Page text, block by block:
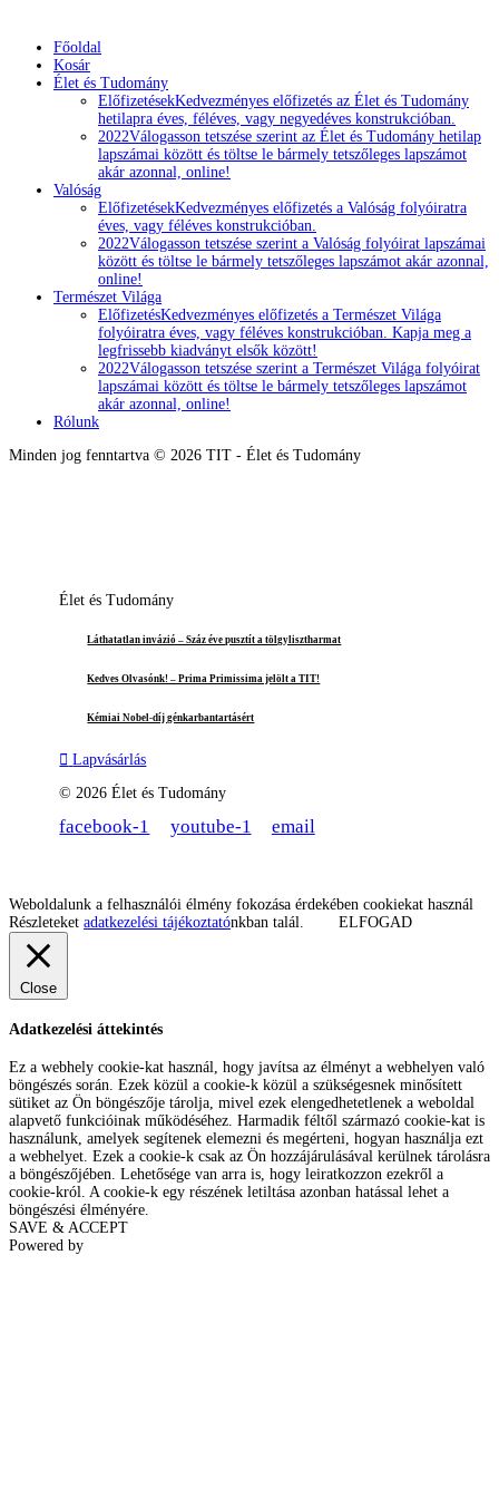
Főoldal
Kosár
Élet és Tudomány
ElőfizetésekKedvezményes előfizetés az Élet és Tudomány
hetilapra éves, féléves, vagy negyedéves konstrukcióban.
2022Válogasson tetszése szerint az Élet és Tudomány hetilap
lapszámai között és töltse le bármely tetszőleges lapszámot
akár azonnal, online!
Valóság
ElőfizetésekKedvezményes előfizetés a Valóság folyóiratra
éves, vagy féléves konstrukcióban.
2022Válogasson tetszése szerint a Valóság folyóirat lapszámai
között és töltse le bármely tetszőleges lapszámot akár azonnal,
online!
Természet Világa
ElőfizetésKedvezményes előfizetés a Természet Világa
folyóiratra éves, vagy féléves konstrukcióban. Kapja meg a
legfrissebb kiadványt elsők között!
2022Válogasson tetszése szerint a Természet Világa folyóirat
lapszámai között és töltse le bármely tetszőleges lapszámot
akár azonnal, online!
Rólunk
Minden jog fenntartva © 2026 TIT - Élet és Tudomány
Élet és Tudomány
Láthatatlan invázió – Száz éve pusztít a tölgylisztharmat
Kedves Olvasónk! – Prima Primissima jelölt a TIT!
Kémiai Nobel-díj génkarbantartásért
Lapvásárlás
© 2026 Élet és Tudomány
facebook-1 youtube-1 email
Weboldalunk a felhasználói élmény fokozása érdekében cookiekat használ
Részleteket adatkezelési tájékoztatónkban talál. ELFOGAD
Close
Adatkezelési áttekintés
Ez a webhely cookie-kat használ, hogy javítsa az élményt a webhelyen való
böngészés során. Ezek közül a cookie-k közül a szükségesnek minősített
sütiket az Ön böngészője tárolja, mivel ezek elengedhetetlenek a weboldal
alapvető funkcióinak működéséhez. Harmadik féltől származó cookie-kat is
használunk, amelyek segítenek elemezni és megérteni, hogyan használja ezt
a webhelyet. Ezek a cookie-k csak az Ön hozzájárulásával kerülnek tárolásra
a böngészőjében. Lehetősége van arra is, hogy leiratkozzon ezekről a
cookie-król. A cookie-k egy részének letiltása azonban hatással lehet a
böngészési élményére.
SAVE & ACCEPT
Powered by